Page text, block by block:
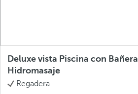
Deluxe vista Piscina con Bañera
Hidromasaje
Regadera